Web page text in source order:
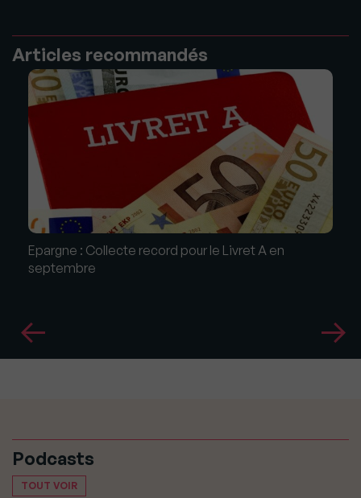
Articles recommandés
Epargne : Collecte record pour le Livret A en
septembre
Podcasts
TOUT VOIR